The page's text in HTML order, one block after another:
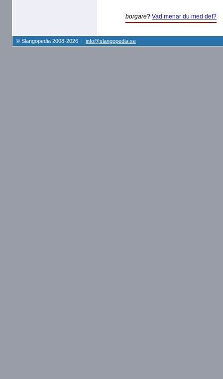
borgare? Vad menar du med det?
© Slangopedia 2008-2026 : info@slangopedia.se